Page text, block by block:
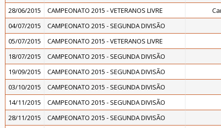
28/06/2015
CAMPEONATO 2015 - VETERANOS LIVRE
04/07/2015
CAMPEONATO 2015 - SEGUNDA DIVISÃO
05/07/2015
CAMPEONATO 2015 - VETERANOS LIVRE
18/07/2015
CAMPEONATO 2015 - SEGUNDA DIVISÃO
19/09/2015
CAMPEONATO 2015 - SEGUNDA DIVISÃO
03/10/2015
CAMPEONATO 2015 - SEGUNDA DIVISÃO
14/11/2015
CAMPEONATO 2015 - SEGUNDA DIVISÃO
28/11/2015
CAMPEONATO 2015 - SEGUNDA DIVISÃO